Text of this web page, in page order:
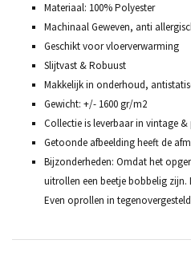
Materiaal: 100% Polyester
Machinaal Geweven, anti
Geschikt voor vloerverwarming
Slijtvast & Robuust
Makkelijk in onderhoud,
Gewicht: +/- 1600 gr/m2
Collectie is leverbaar in vintage
Getoonde afbeelding heeft de
Bijzonderheden: Omdat het
uitrollen een beetje bobbelig
Even oprollen in